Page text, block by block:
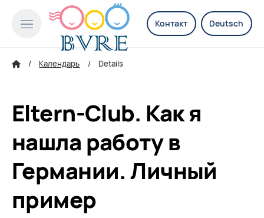
Контакт Deutsch
Календарь Details
Eltern-Club. Как я
нашла работу в
Германии. Личный
пример